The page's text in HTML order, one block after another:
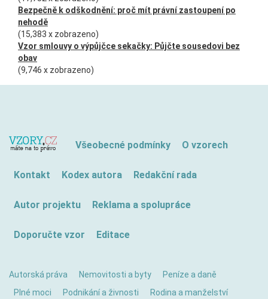
Bezpečně k odškodnění: proč mít právní zastoupení po
nehodě
(15,383 x zobrazeno)
Vzor smlouvy o výpůjčce sekačky: Půjčte sousedovi bez
obav
(9,746 x zobrazeno)
Všeobecné podmínky O vzorech
Kontakt Kodex autora Redakční rada
Autor projektu Reklama a spolupráce
Doporučte vzor Editace
Autorská práva Nemovitosti a byty
Peníze a daně
Plné moci
Podnikání a živnosti Rodina a manželství